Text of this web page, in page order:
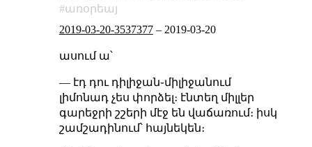
առօրեայ
2019-03-20-3537377– 2019-03-20
ասում ա՝
— էդ դու դիլիջան֊միլիջանում
լիմոնադ չես փորձել։ էնտեղ միլլեր
գարեջրի շշերի մէջ են վաճառում։ իսկ
շամշադինում՝ հայնեկեն։